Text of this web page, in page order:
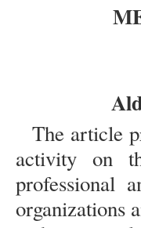
The article
activity on
professional
organizations